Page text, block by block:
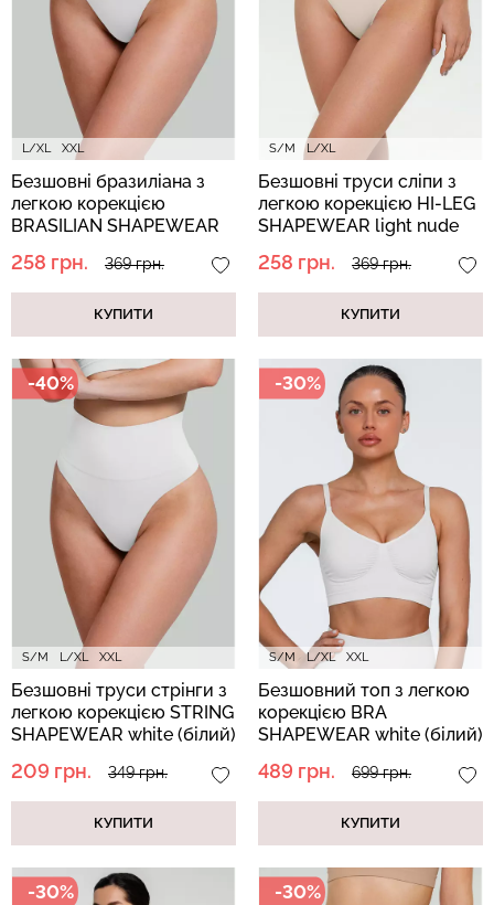
L/XL XXL
Безшовні бразиліана з
легкою корекцією
BRASILIAN SHAPEWEAR
258 грн. 369 грн.
КУПИТИ
S/M L/XL
Безшовні труси сліпи з
легкою корекцією HI-LEG
SHAPEWEAR light nude
258 грн. 369 грн.
КУПИТИ
S/M L/XL XXL
-40%
Безшовні труси стрінги з
легкою корекцією STRING
SHAPEWEAR white (білий)
209 грн. 349 грн.
КУПИТИ
S/M L/XL XXL
-30%
Безшовний топ з легкою
корекцією BRA
SHAPEWEAR white (білий)
489 грн. 699 грн.
КУПИТИ
-30% -30%
Безшовні легінси
LEGGINGS (чорний) Giulia
482 грн. 689 грн.
Велосипедки з високою
талією TRACKS 01
(чорний) Giulia
384 грн.
Безшовний топ з легкою
корекцією BRA
SHAPEWEAR nude
(бежевий) Giulia
489 грн.
699 грн.
Топ на бретелях в рубчик
CAMI TOP RIB black
(чорний) Giulia
299 грн. 499 грн.